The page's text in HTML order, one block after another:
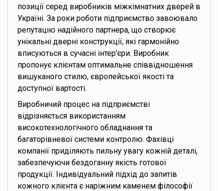
позиції серед виробників міжкімнатних дверей в
Україні. За роки роботи підприємство завоювало
репутацію надійного партнера, що створює
унікальні дверні конструкції, які гармонійно
вписуються в сучасні інтер'єри. Виробник
пропонує клієнтам оптимальне співвідношення
вишуканого стилю, європейської якості та
доступної вартості.
Виробничий процес на підприємстві
відрізняється використанням
високотехнологічного обладнання та
багаторівневої системи контролю. Фахівці
компанії приділяють пильну увагу кожній деталі,
забезпечуючи бездоганну якість готової
продукції. Індивідуальний підхід до запитів
кожного клієнта є наріжним каменем філософії